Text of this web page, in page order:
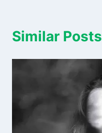
Similar Posts